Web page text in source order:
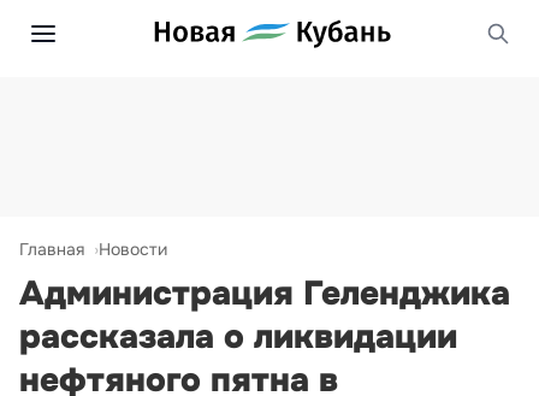
Главная Новости
Администрация Геленджика
рассказала о ликвидации
нефтяного пятна в